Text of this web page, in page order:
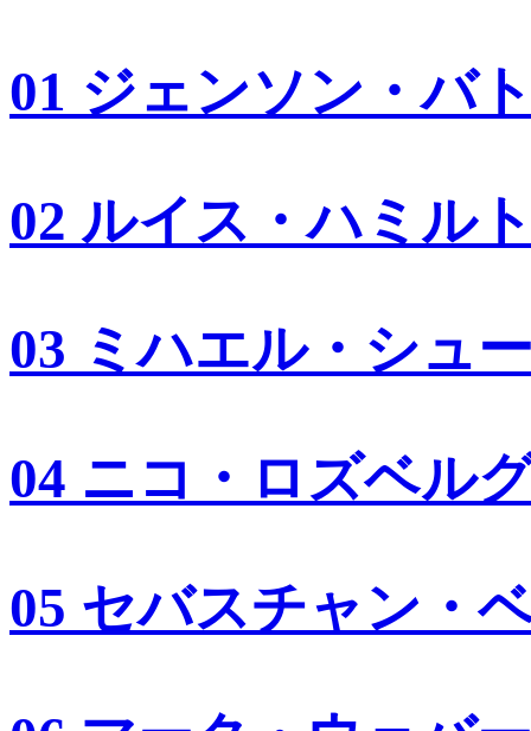
01 ジェンソン・バ
02 ルイス・ハミル
03 ミハエル・シュ
04 ニコ・ロズベル
05 セバスチャン・